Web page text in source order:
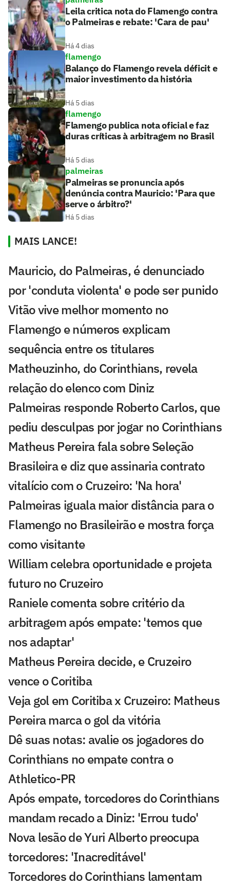
Leila critica nota do Flamengo contra
o Palmeiras e rebate: 'Cara de pau'
Há 4 dias
flamengo
Balanço do Flamengo revela déficit e
maior investimento da história
Há 5 dias
flamengo
Flamengo publica nota oficial e faz
duras críticas à arbitragem no Brasil
Há 5 dias
palmeiras
Palmeiras se pronuncia após
denúncia contra Mauricio: 'Para que
serve o árbitro?'
Há 5 dias
MAIS LANCE!
Mauricio, do Palmeiras, é denunciado
por 'conduta violenta' e pode ser punido
Vitão vive melhor momento no
Flamengo e números explicam
sequência entre os titulares
Matheuzinho, do Corinthians, revela
relação do elenco com Diniz
Palmeiras responde Roberto Carlos, que
pediu desculpas por jogar no Corinthians
Matheus Pereira fala sobre Seleção
Brasileira e diz que assinaria contrato
vitalício com o Cruzeiro: 'Na hora'
Palmeiras iguala maior distância para o
Flamengo no Brasileirão e mostra força
como visitante
William celebra oportunidade e projeta
futuro no Cruzeiro
Raniele comenta sobre critério da
arbitragem após empate: 'temos que
nos adaptar'
Matheus Pereira decide, e Cruzeiro
vence o Coritiba
Veja gol em Coritiba x Cruzeiro: Matheus
Pereira marca o gol da vitória
Dê suas notas: avalie os jogadores do
Corinthians no empate contra o
Athletico-PR
Após empate, torcedores do Corinthians
mandam recado a Diniz: 'Errou tudo'
Nova lesão de Yuri Alberto preocupa
torcedores: 'Inacreditável'
Torcedores do Corinthians lamentam